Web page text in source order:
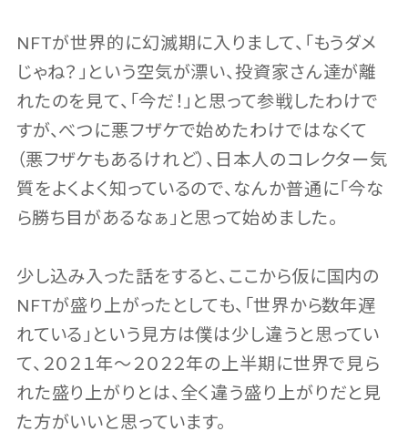
NFTが世界的に幻滅期に入りまして、「もうダメ
じゃね？」という空気が漂い、投資家さん達が離
れたのを見て、「今だ！」と思って参戦したわけで
すが、べつに悪フザケで始めたわけではなくて
（悪フザケもあるけれど）、日本人のコレクター気
質をよくよく知っているので、なんか普通に「今な
ら勝ち目があるなぁ」と思って始めました。
少し込み入った話をすると、ここから仮に国内の
NFTが盛り上がったとしても、「世界から数年遅
れている」という見方は僕は少し違うと思ってい
て、２０２１年〜２０２２年の上半期に世界で見ら
れた盛り上がりとは、全く違う盛り上がりだと見
た方がいいと思っています。